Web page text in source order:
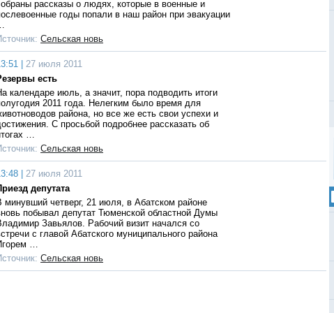
рассказы о людях, которые в военные и
годы попали в наш район при эвакуации
Сельская новь
|
27 июля 2011
есть
календаре июль, а значит, пора подводить итоги
2011 года. Нелегким было время для
района, но все же есть свои успехи и
С просьбой подробнее рассказать об
…
Сельская новь
|
27 июля 2011
депутата
минувший четверг, 21 июля, в Абатском районе
побывал депутат Тюменской областной Думы
Завьялов. Рабочий визит начался со
с главой Абатского муниципального района
…
Сельская новь